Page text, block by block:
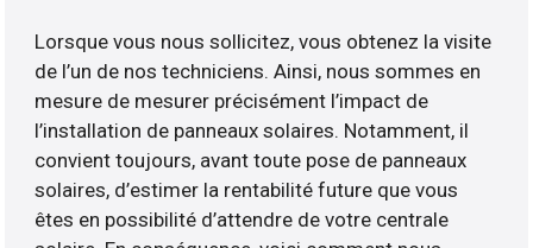
Lorsque vous nous sollicitez, vous obtenez la visite
de l’un de nos techniciens. Ainsi, nous sommes en
mesure de mesurer précisément l’impact de
l’installation de panneaux solaires. Notamment, il
convient toujours, avant toute pose de panneaux
solaires, d’estimer la rentabilité future que vous
êtes en possibilité d’attendre de votre centrale